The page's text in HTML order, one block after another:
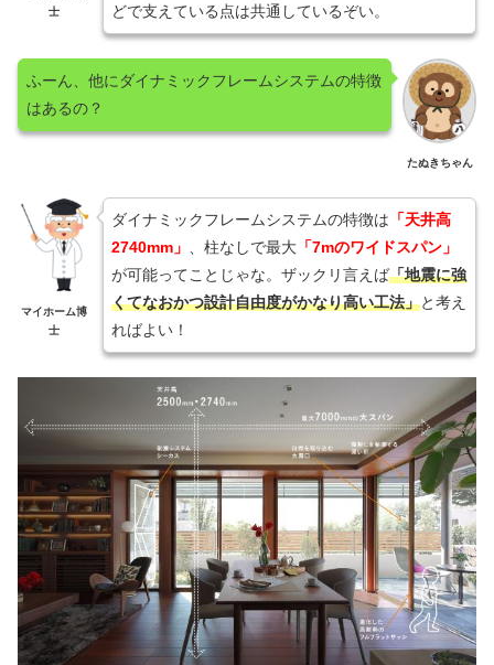
士
どで支えている点は共通しているぞい。
たぬきちゃん
ふーん、他にダイナミックフレームシステムの特徴
はあるの？
マイホーム博
士
ダイナミックフレームシステムの特徴は 「天井高
2740mm」
、柱なしで最大「7mのワイドスパン」
が可能ってことじゃな。ザックリ言えば「地震に強
くてなおかつ設計自由度がかなり高い工法」と考え
ればよい！